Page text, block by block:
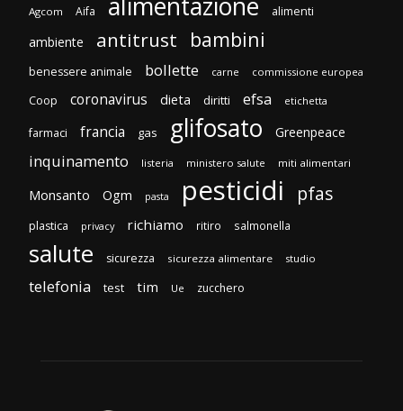
Agcom Aifa alimenti
ambiente antitrust bambini
benessere animale bollette carne commissione europea
Coop coronavirus dieta diritti efsa etichetta
farmaci francia gas glifosato Greenpeace
inquinamento listeria ministero salute miti alimentari
Monsanto Ogm pasta pesticidi pfas
plastica privacy richiamo ritiro salmonella
salute sicurezza sicurezza alimentare studio
telefonia test tim Ue zucchero